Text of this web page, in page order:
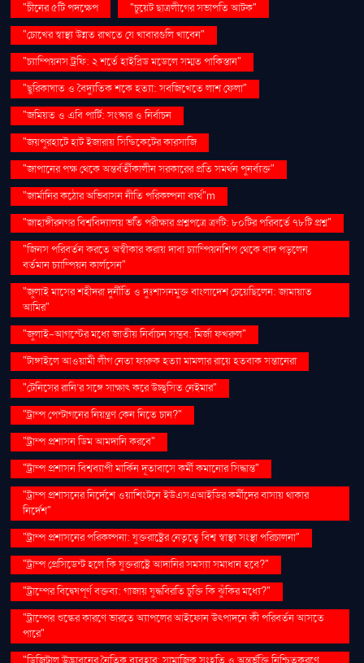
"চীনের ৫টি পদক্ষেপ
"চুয়েট ছাত্রলীগের সভাপতি আটক"
"চোখের স্বাস্থ্য উন্নত রাখতে যে খাবারগুলি খাবেন"
"চ্যাম্পিয়নস ট্রফি: ২ শর্তে হাইব্রিড মডেলে সম্মত পাকিস্তান"
"ছুরিকাঘাত ও বৈদ্যুতিক শকে হত্যা: সবজিখেতে লাশ ফেলা"
"জমিয়ত ও এবি পার্টি: সংস্কার ও নির্বাচন
"জয়পুরহাটে হাট ইজারায় সিন্ডিকেটের কারসাজি
"জাপানের পক্ষ থেকে অন্তর্বর্তীকালীন সরকারের প্রতি সমর্থন পুনর্ব্যক্ত"
"জার্মানির কঠোর অভিবাসন নীতি পরিকল্পনা ব্যর্থ"m
"জাহাঙ্গীরনগর বিশ্ববিদ্যালয় ভর্তি পরীক্ষার প্রশ্নপত্রে ত্রুটি: ৮০টির পরিবর্তে ৭৮টি প্রশ্ন"
"জিনস পরিবর্তন করতে অস্বীকার করায় দাবা চ্যাম্পিয়নশিপ থেকে বাদ পড়লেন
বর্তমান চ্যাম্পিয়ন কার্লসেন"
"জুলাই মাসের শহীদরা দুর্নীতি ও দুঃশাসনমুক্ত বাংলাদেশ চেয়েছিলেন: জামায়াত
আমির"
"জুলাই-আগস্টের মধ্যে জাতীয় নির্বাচন সম্ভব: মির্জা ফখরুল"
"টাঙ্গাইলে আওয়ামী লীগ নেতা ফারুক হত্যা মামলার রায়ে হতবাক সন্তানেরা
"টেনিসের রানি’র সঙ্গে সাক্ষাৎ করে উচ্ছ্বসিত নেইমার"
"ট্রাম্প পেন্টাগনের নিয়ন্ত্রণ কেন নিতে চান?"
"ট্রাম্প প্রশাসন ডিম আমদানি করবে"
"ট্রাম্প প্রশাসন বিশ্বব্যাপী মার্কিন দূতাবাসে কর্মী কমানোর সিদ্ধান্ত"
"ট্রাম্প প্রশাসনের নির্দেশে ওয়াশিংটনে ইউএসএআইডির কর্মীদের বাসায় থাকার
নির্দেশ"
"ট্রাম্প প্রশাসনের পরিকল্পনা: যুক্তরাষ্ট্রের নেতৃত্বে বিশ্ব স্বাস্থ্য সংস্থা পরিচালনা"
"ট্রাম্প প্রেসিডেন্ট হলে কি যুক্তরাষ্ট্রে আদানির সমস্যা সমাধান হবে?"
"ট্রাম্পের বিদ্বেষপূর্ণ বক্তব্য: গাজায় যুদ্ধবিরতি চুক্তি কি ঝুঁকির মধ্যে?"
"ট্রাম্পের শুল্কের কারণে ভারতে অ্যাপলের আইফোন উৎপাদনে কী পরিবর্তন আসতে
পারে"